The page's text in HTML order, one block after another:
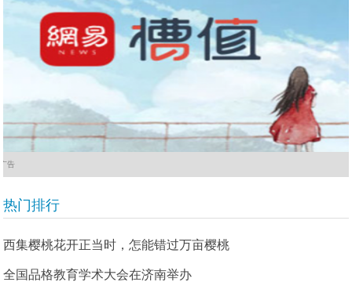
广告
热门排行
西集樱桃花开正当时，怎能错过万亩樱桃
全国品格教育学术大会在济南举办